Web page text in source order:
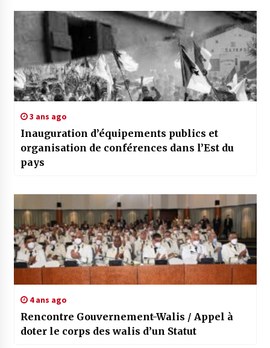
3 ans ago
Inauguration d’équipements publics et
organisation de conférences dans l’Est du
pays
4 ans ago
Rencontre Gouvernement-Walis / Appel à
doter le corps des walis d’un Statut